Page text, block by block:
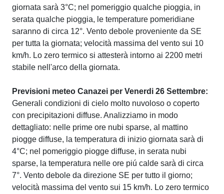
giornata sarà 3°C; nel pomeriggio qualche pioggia, in
serata qualche pioggia, le temperature pomeridiane
saranno di circa 12°. Vento debole proveniente da SE
per tutta la giornata; velocità massima del vento sui 10
km/h. Lo zero termico si attesterà intorno ai 2200 metri
stabile nell'arco della giornata.
Previsioni meteo Canazei per Venerdi 26 Settembre:
Generali condizioni di cielo molto nuvoloso o coperto
con precipitazioni diffuse. Analizziamo in modo
dettagliato: nelle prime ore nubi sparse, al mattino
piogge diffuse, la temperatura di inizio giornata sarà di
4°C; nel pomeriggio piogge diffuse, in serata nubi
sparse, la temperatura nelle ore piú calde sarà di circa
7°. Vento debole da direzione SE per tutto il giorno;
velocità massima del vento sui 15 km/h. Lo zero termico